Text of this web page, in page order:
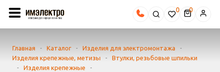
0
Главная - Каталог - Изделия для электромонтажа
-
Изделия крепежные, метизы
-
Втулки, резьбовые шпильки
-
Изделия крепежные
-